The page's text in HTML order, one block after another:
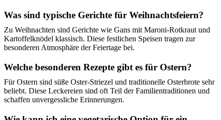
Was sind typische Gerichte für Weihnachtsfeiern?
Zu Weihnachten sind Gerichte wie Gans mit Maroni-Rotkraut und
Kartoffelknödel klassisch. Diese festlichen Speisen tragen zur
besonderen Atmosphäre der Feiertage bei.
Welche besonderen Rezepte gibt es für Ostern?
Für Ostern sind süße Oster-Striezel und traditionelle Osterbrote sehr
beliebt. Diese Leckereien sind oft Teil der Familientraditionen und
schaffen unvergessliche Erinnerungen.